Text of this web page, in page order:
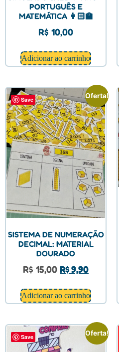
PORTUGUÊS E
MATEMÁTICA 👩🏻‍🏫
R$ 10,00
Adicionar ao carrinho
Save Oferta!
SISTEMA DE NUMERAÇÃO
DECIMAL: MATERIAL
DOURADO
R$15,00 R$9,90
Adicionar ao carrinho
Save Oferta!